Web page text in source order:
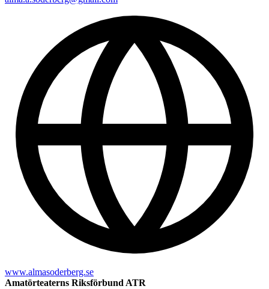
www.almasoderberg.se
Amatörteaterns Riksförbund ATR